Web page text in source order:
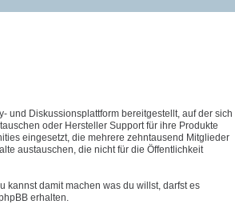
und Diskussionsplattform bereitgestellt, auf der sich
oder Hersteller Support für ihre Produkte
eingesetzt, die mehrere zehntausend Mitglieder
austauschen, die nicht für die Öffentlichkeit
kannst damit machen was du willst, darfst es
erhalten.